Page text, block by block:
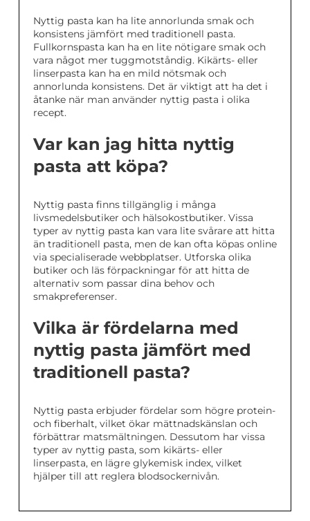
Nyttig pasta kan ha lite annorlunda smak och
konsistens jämfört med traditionell pasta.
Fullkornspasta kan ha en lite nötigare smak och
vara något mer tuggmotståndig. Kikärts- eller
linserpasta kan ha en mild nötsmak och
annorlunda konsistens. Det är viktigt att ha det i
åtanke när man använder nyttig pasta i olika
recept.
Var kan jag hitta nyttig
pasta att köpa?
Nyttig pasta finns tillgänglig i många
livsmedelsbutiker och hälsokostbutiker. Vissa
typer av nyttig pasta kan vara lite svårare att hitta
än traditionell pasta, men de kan ofta köpas online
via specialiserade webbplatser. Utforska olika
butiker och läs förpackningar för att hitta de
alternativ som passar dina behov och
smakpreferenser.
Vilka är fördelarna med
nyttig pasta jämfört med
traditionell pasta?
Nyttig pasta erbjuder fördelar som högre protein-
och fiberhalt, vilket ökar mättnadskänslan och
förbättrar matsmältningen. Dessutom har vissa
typer av nyttig pasta, som kikärts- eller
linserpasta, en lägre glykemisk index, vilket
hjälper till att reglera blodsockernivån.